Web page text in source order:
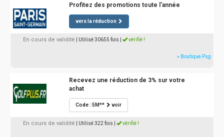
Profitez des promotions toute l'année
vers la réduction
En cours de validité | Utilisé 30655 fois vérifié !
» Boutique Psg
Recevez une réduction de 3% sur votre
achat
Code : 5M** voir
En cours de validité | Utilisé 322 fois vérifié !